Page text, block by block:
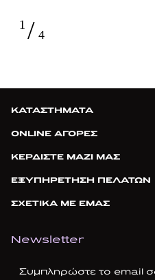
1 / 4
ΚΑΤΑΣΤΗΜΑΤΑ
ONLINE ΑΓΟΡΕΣ
ΚΕΡΔΙΣΤΕ ΜΑΖΙ ΜΑΣ
ΕΞΥΠΗΡΕΤΗΣΗ ΠΕΛΑΤΩΝ
ΣΧΕΤΙΚΑ ΜΕ ΕΜΑΣ
Newsletter